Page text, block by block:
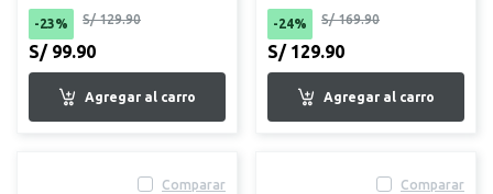
-23% S/ 129.90
S/ 99.90
-24% S/ 169.90
S/ 129.90
Comparar Comparar